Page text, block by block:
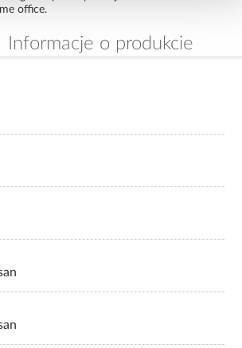
office.
Informacje o produkcie